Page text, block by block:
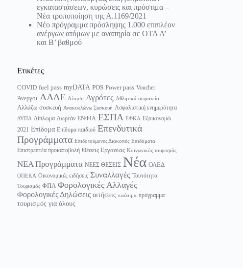
εγκαταστάσεων, κυρώσεις και πρόστιμα –
Νέα τροποποίηση της Α.1169/2021
Νέο πρόγραμμα πρόσληψης 1.000 επιπλέον
ανέργων ατόμων με αναπηρία σε ΟΤΑ Α’
και Β’ βαθμού
Ετικέτες
COVID fuel pass myDATA POS Power pass Voucher
Άνεργοι ΑΑΔΕ Αίτηση Αγρότες Αθλητικά σωματεία
Αλλάζω συσκευή Ανακυκλώνω Συσκευή Ασφαλιστική ενημερότητα
ΔΥΠΑ Δίπλωμα Δωρεάν ΕΝΦΙΑ ΕΣΠΑ ΕΦΚΑ Εξοικονομώ
2021 Επίδομα Επίδομα παιδιού Επενδυτικά
Προγράμματα Επιδοτούμενες Διακοπές Επιδόματα
Επιστρεπτέα προκαταβολή Θέσεις Εργασίας Κοινωνικός τουρισμός
ΝΕΑ Προγράμματα ΝΕΕΣ ΘΕΣΕΙΣ Νέα ΟΑΕΔ
ΟΠΕΚΑ Οικονομικές ειδήσεις Συναλλαγές Ταυτότητα
Τουρισμός ΦΠΑ Φορολογικές Αλλαγές
Φορολογικές Δηλώσεις αιτήσεις καύσιμα πρόγραμμα
τουρισμός για όλους